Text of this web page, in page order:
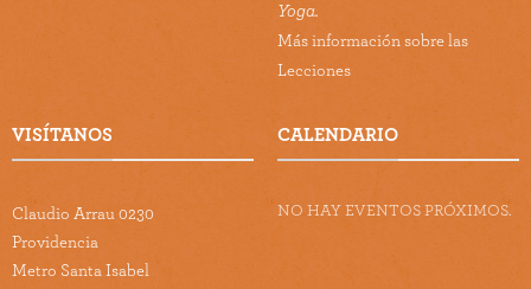
Yoga.
Más información sobre las
Lecciones
VISÍTANOS
Claudio Arrau 0230
Providencia
Metro Santa Isabel
CALENDARIO
NO HAY EVENTOS PRÓXIMOS.